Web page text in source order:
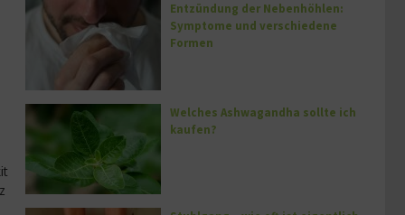
Entzündung der Nebenhöhlen:
Symptome und verschiedene
Formen
Welches Ashwagandha sollte ich
kaufen?